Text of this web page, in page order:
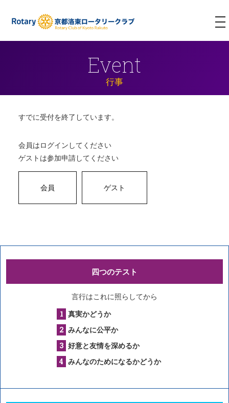
Event
行事
すでに受付を終了しています。
会員はログインしてください
ゲストは参加申請してください
四つのテスト
言行はこれに照らしてから
真実かどうか
みんなに公平か
好意と友情を深めるか
みんなのためになるかどうか